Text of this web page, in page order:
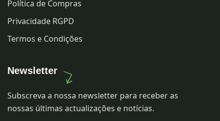
Política de Compras
Privacidade RGPD
Termos e Condições
Newsletter
Subscreva a nossa newsletter para receber as
nossas últimas actualizações e notícias.